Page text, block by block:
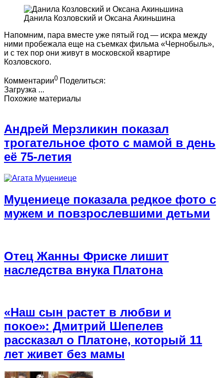
Данила Козловский и Оксана Акиньшина
Напомним, пара вместе уже пятый год — искра между
ними пробежала еще на съемках фильма «Чернобыль»,
и с тех пор они живут в московской квартире
Козловского.
Комментарии0 Поделиться:
Загрузка ...
Похожие материалы
Андрей Мерзликин показал
трогательное фото с мамой в день
её 75-летия
Муцениеце показала редкое фото с
мужем и повзрослевшими детьми
Отец Жанны Фриске лишит
наследства внука Платона
«Наш сын растет в любви и
покое»: Дмитрий Шепелев
рассказал о Платоне, который 11
лет живет без мамы